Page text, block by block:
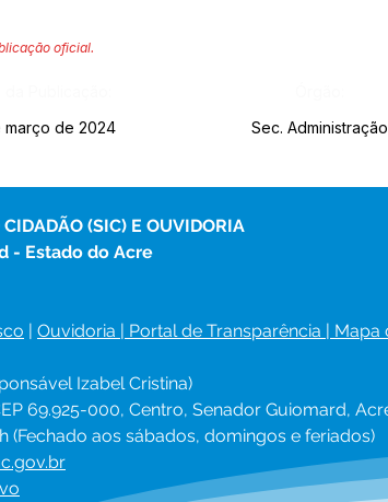
oficial.
março de 2024 Sec. Administração
(SIC) E OUVIDORIA
- Estado do Acre
| Ouvidoria | Portal de Transparência | Mapa
Izabel Cristina)
69.925-000, Centro, Senador Guiomard,
(Fechado aos sábados, domingos e feriados)